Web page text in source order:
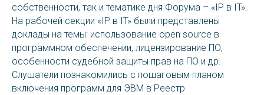
собственности, так и тематике дня Форума – «IP в IT».
На рабочей секции «IP в IT» были представлены
доклады на темы: использование open source в
программном обеспечении, лицензирование ПО,
особенности судебной защиты прав на ПО и др.
Слушатели познакомились с пошаговым планом
включения программ для ЭВМ в Реестр